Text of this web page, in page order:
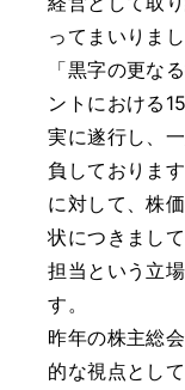
ってまいりま
「黒字の更な
ントにおける
実に遂行し、
負しておりま
に対して、株
状につきまし
担当という立
す。
昨年の株主総
的な視点とし